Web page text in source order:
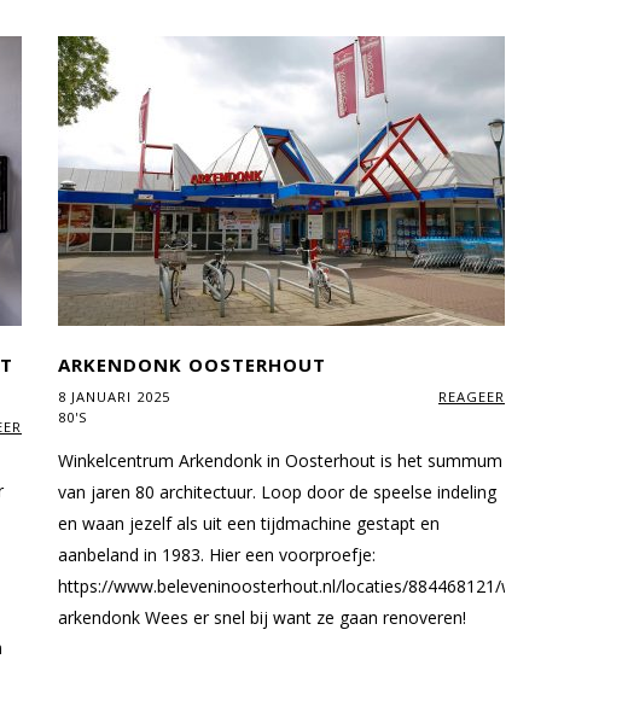
ARKENDONK OOSTERHOUT
8 JANUARI 2025
REAGEER
80'S
Winkelcentrum Arkendonk in Oosterhout is het summum
van jaren 80 architectuur. Loop door de speelse indeling
en waan jezelf als uit een tijdmachine gestapt en
aanbeland in 1983. Hier een voorproefje:
https://www.beleveninoosterhout.nl/locaties/884468121/winkelcentrum-
arkendonk Wees er snel bij want ze gaan renoveren!